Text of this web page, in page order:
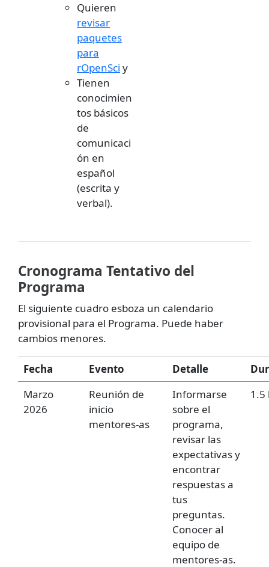
Quieren
revisar
paquetes
para
rOpenSci y
Tienen
conocimien
tos básicos
de
comunicaci
ón en
español
(escrita y
verbal).
Cronograma Tentativo del
Programa
El siguiente cuadro esboza un calendario
provisional para el Programa. Puede haber
cambios menores.
Fecha Evento Detalle
Marzo
2026
Reunión de
inicio
mentores-as
Informarse
sobre el
programa,
revisar las
expectativas y
encontrar
respuestas a
tus
preguntas.
Conocer al
equipo de
mentores-as.
1.5